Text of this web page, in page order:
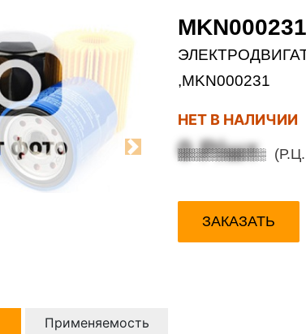
Next
MKN000231
,MKN000231
НЕТ В НАЛИЧИИ
0 Р/шт
ЗАКАЗАТЬ
Применяемость